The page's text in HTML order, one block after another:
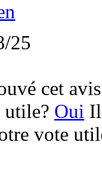
25
cet
Oui
vote